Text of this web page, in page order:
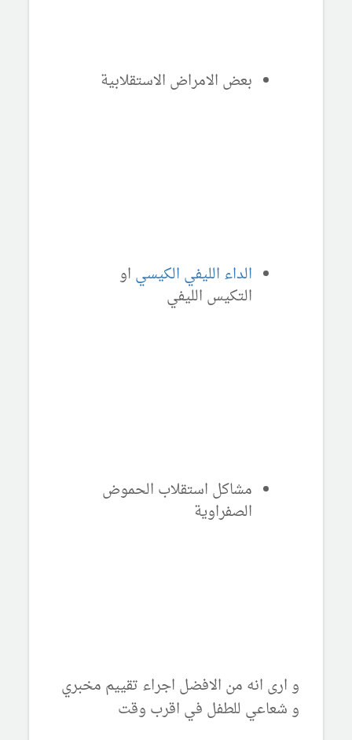
بعض الامراض الاستقلابية
الداء الليفي الكيسي او
التكيس الليفي
مشاكل استقلاب الحموض
الصفراوية
و ارى انه من الافضل اجراء تقييم مخبري
و شعاعي للطفل في اقرب وقت